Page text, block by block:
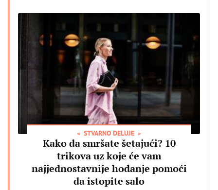
STVARNO DELUJE
Kako da smršate šetajući? 10
trikova uz koje će vam
najjednostavnije hodanje pomoći
da istopite salo